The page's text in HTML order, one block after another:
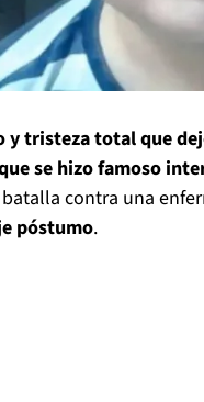
y tristeza total que
se hizo famoso
contra una
póstumo.